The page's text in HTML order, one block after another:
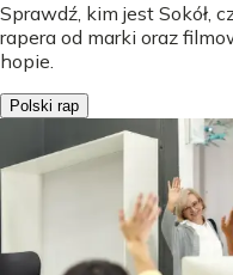
Sprawdź, kim jest Sokół,
rapera od marki oraz
hopie.
Polski rap